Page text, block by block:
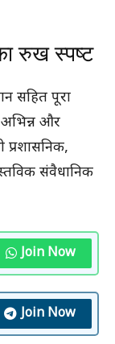
रुख स्पष्ट
सहित पूरा
और
प्रशासनिक,
संवैधानिक
Join Now
Join Now